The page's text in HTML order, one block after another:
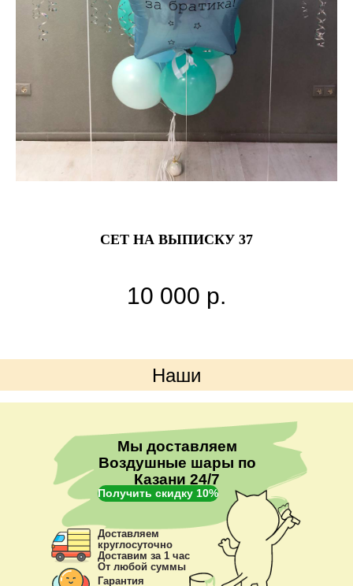
СЕТ НА ВЫПИСКУ 37
10 000 р.
Наши
преимущества
Мы доставляем
Воздушные шары по
Казани 24/7
Получить скидку 10%
Доставляем
круглосуточно
Доставим за 1 час
От любой суммы
Гарантия